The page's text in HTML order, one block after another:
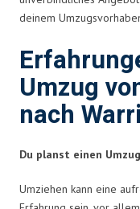
deinem
Umzug
nach
Du planst einen
Umziehen kann eine